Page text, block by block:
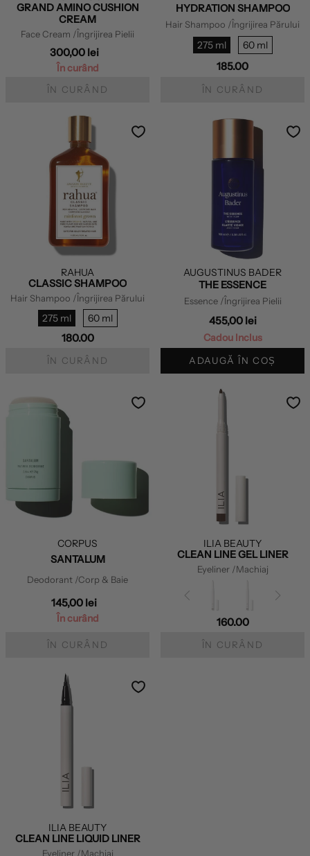
GRAND AMINO CUSHION
CREAM
Face Cream /Îngrijirea Pielii
300,00 lei
În curând
ÎN CURÂND
HYDRATION SHAMPOO
Hair Shampoo /Îngrijirea Părului
275 ml 60 ml
185.00
ÎN CURÂND
RAHUA
CLASSIC SHAMPOO
Hair Shampoo /Îngrijirea Părului
275 ml 60 ml
180.00
ÎN CURÂND
AUGUSTINUS BADER
THE ESSENCE
Essence /Îngrijirea Pielii
455,00 lei
Cadou Inclus
ADAUGĂ ÎN COȘ
CORPUS
SANTALUM
Deodorant /Corp & Baie
145,00 lei
În curând
ÎN CURÂND
ILIA BEAUTY
CLEAN LINE GEL LINER
Eyeliner /Machiaj
160.00
ÎN CURÂND
ILIA BEAUTY
CLEAN LINE LIQUID LINER
Eyeliner /Machiaj